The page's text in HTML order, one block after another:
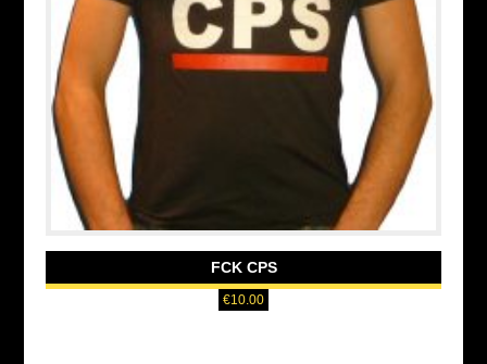
FCK CPS
€10.00